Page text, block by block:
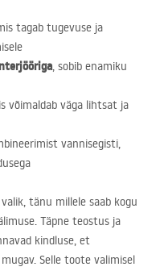
tagab tugevuse ja
, sobib enamiku
võimaldab väga lihtsat ja
vannisegisti,
tänu millele saab kogu
Täpne teostus ja
kindluse, et
Selle toote valimisel